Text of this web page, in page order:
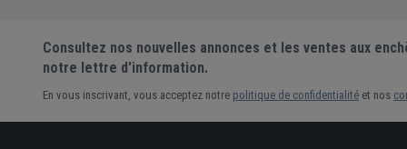
Consultez nos nouvelles annonces et les ventes aux
notre lettre d'information.
En vous inscrivant, vous acceptez notre politique de confidentialité et nos